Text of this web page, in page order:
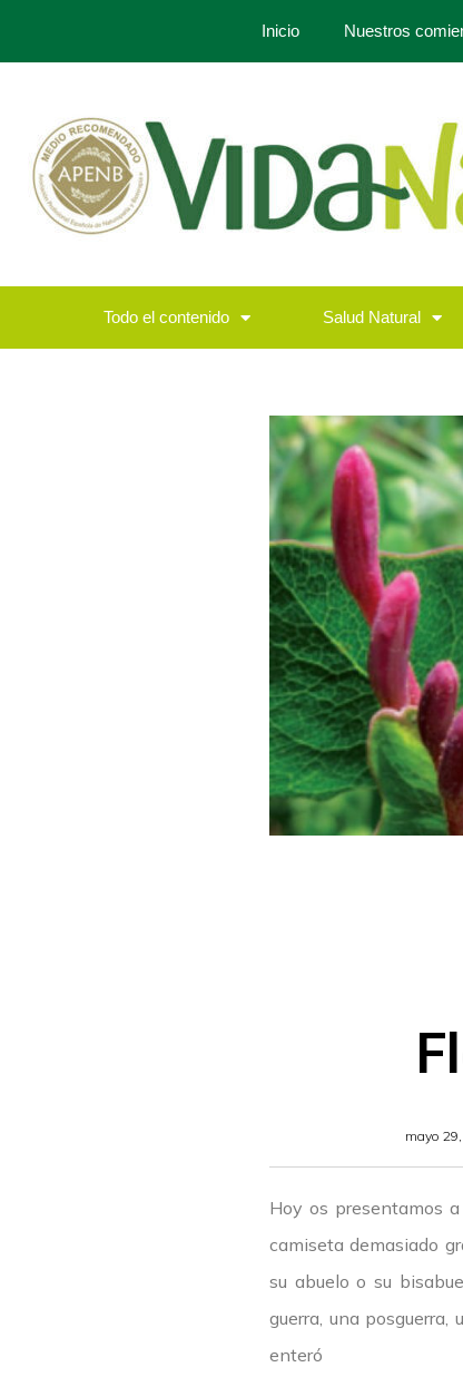
Inicio Nuestros
Todo el contenido Salud Natural
mayo
Hoy os presentamos
camiseta demasiado
su abuelo o su
guerra, una
enteró